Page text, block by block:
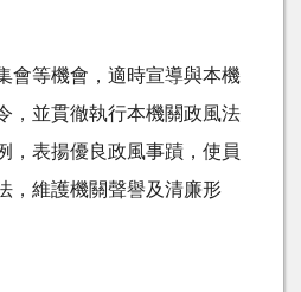
會等機會，適時宣導與本機
，並貫徹執行本機關政風法
，表揚優良政風事蹟，使員
，維護機關聲譽及清廉形